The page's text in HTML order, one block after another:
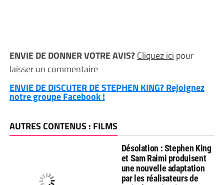
ENVIE DE DONNER VOTRE AVIS?Cliquez ici pour
laisser un commentaire
ENVIE DE DISCUTER DE STEPHEN KING? Rejoignez
notre groupe Facebook !
AUTRES CONTENUS : FILMS
Désolation : Stephen King
et Sam Raimi produisent
une nouvelle adaptation
par les réalisateurs de